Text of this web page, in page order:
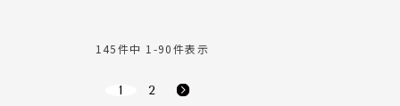
145件中 1 -90件表示
1 2